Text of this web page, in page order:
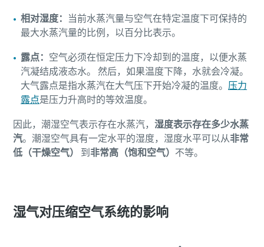
相对湿度： 当前水蒸汽量与空气在特定温度下可保持的
最大水蒸汽量的比例，以百分比表示。
露点： 空气必须在恒定压力下冷却到的温度，以便水蒸
汽凝结成液态水。 然后，如果温度下降，水就会冷凝。
大气露点是指水蒸汽在大气压下开始冷凝的温度。 压力
露点是压力升高时的等效温度。
因此，潮湿空气表示存在水蒸汽， 湿度表示存在多少水蒸
汽。潮湿空气具有一定水平的湿度，湿度水平可以从非常
低（干燥空气）
到非常高（饱和空气） 不等。
湿气对压缩空气系统的影响